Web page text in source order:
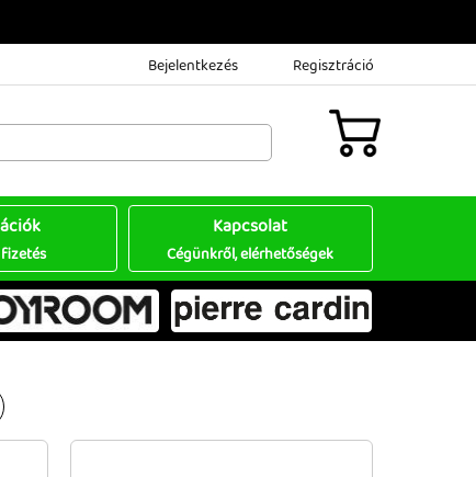
Bejelentkezés Regisztráció
fizetés
Kapcsolat
Cégünkről, elérhetőségek